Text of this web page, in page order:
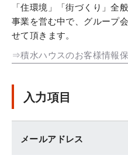
「住環境」「街づくり」全
事業を営む中で、グループ
せて頂きます。
⇒積水ハウスのお客様情報
入力項目
メールアドレス